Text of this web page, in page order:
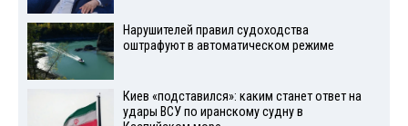
Нарушителей правил судоходства
оштрафуют в автоматическом режиме
Киев «подставился»: каким станет ответ на
удары ВСУ по иранскому судну в